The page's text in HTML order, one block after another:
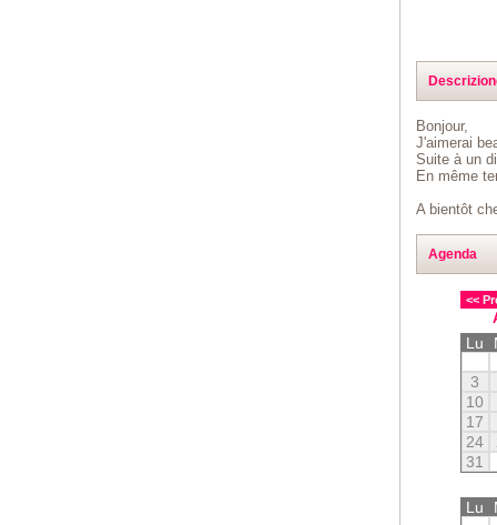
Bonjour,
J'aimerai
Suite à un
En même
A bientôt
Agenda
<<
Lu
3
10
17
24
31
Lu